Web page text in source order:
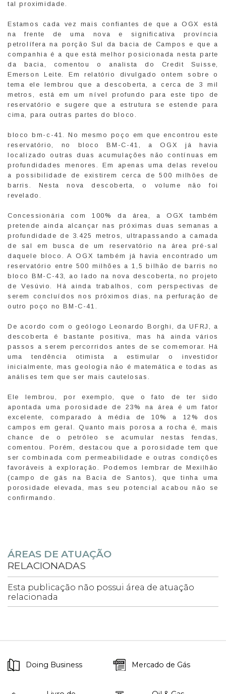
tal proximidade.
Estamos cada vez mais confiantes de que a OGX está
na frente de uma nova e significativa província
petrolífera na porção Sul da bacia de Campos e que a
companhia é a que está melhor posicionada nesta parte
da bacia, comentou o analista do Credit Suisse,
Emerson Leite. Em relatório divulgado ontem sobre o
tema ele lembrou que a descoberta, a cerca de 3 mil
metros, está em um nível profundo para este tipo de
reservatório e sugere que a estrutura se estende para
cima, para outras partes do bloco.
bloco bm-c-41. No mesmo poço em que encontrou este
reservatório, no bloco BM-C-41, a OGX já havia
localizado outras duas acumulações não contínuas em
profundidades menores. Em apenas uma delas revelou
a possibilidade de existirem cerca de 500 milhões de
barris. Nesta nova descoberta, o volume não foi
revelado.
Concessionária com 100% da área, a OGX também
pretende ainda alcançar nas próximas duas semanas a
profundidade de 3.425 metros, ultrapassando a camada
de sal em busca de um reservatório na área pré-sal
daquele bloco. A OGX também já havia encontrado um
reservatório entre 500 milhões a 1,5 bilhão de barris no
bloco BM-C-43, ao lado na nova descoberta, no projeto
de Vesúvio. Há ainda trabalhos, com perspectivas de
serem concluídos nos próximos dias, na perfuração de
outro poço no BM-C-41.
De acordo com o geólogo Leonardo Borghi, da UFRJ, a
descoberta é bastante positiva, mas há ainda vários
passos a serem percorridos antes de se comemorar. Há
uma tendência otimista a estimular o investidor
inicialmente, mas geologia não é matemática e todas as
análises tem que ser mais cautelosas.
Ele lembrou, por exemplo, que o fato de ter sido
apontada uma porosidade de 23% na área é um fator
excelente, comparado à média de 10% a 12% dos
campos em geral. Quanto mais porosa a rocha é, mais
chance de o petróleo se acumular nestas fendas,
comentou. Porém, destacou que a porosidade tem que
ser combinada com permeabilidade e outras condições
favoráveis à exploração. Podemos lembrar de Mexilhão
(campo de gás na Bacia de Santos), que tinha uma
porosidade elevada, mas seu potencial acabou não se
confirmando.
ÁREAS DE ATUAÇÃO
RELACIONADAS
Esta publicação não possui área de atuação
relacionada
Doing Business Mercado de Gás